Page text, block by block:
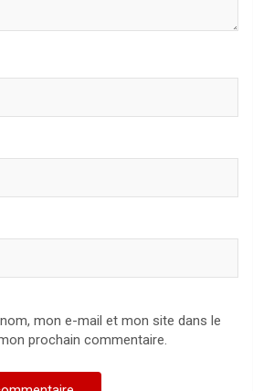
mon e-mail et mon site dans le
prochain commentaire.